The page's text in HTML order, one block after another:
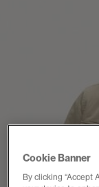
Cookie Banner
By clicking “Accept